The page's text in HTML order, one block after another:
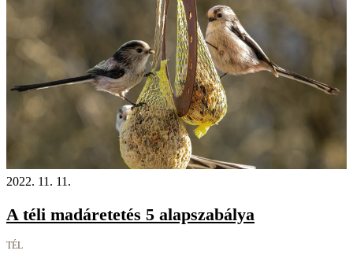
2022. 11. 11.
A téli madáretetés 5 alapszabálya
TÉL